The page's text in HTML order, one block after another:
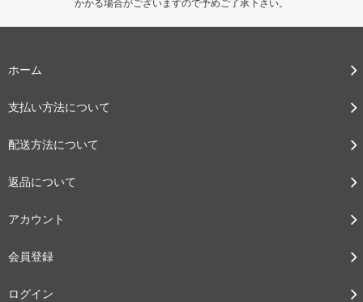
かかる場合がございますので予めご了承下さい。
ホーム
支払い方法について
配送方法について
返品について
アカウント
会員登録
ログイン